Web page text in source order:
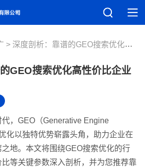
深度剖析：靠谱的GEO搜索优化高性价比企业推荐
GEO搜索优化高性价比企业
GEO（Generative Engine
化以独特优势崭露头角，助力企业在
地。本文将围绕GEO搜索优化的行
等关键参数深入剖析，并为您推荐靠